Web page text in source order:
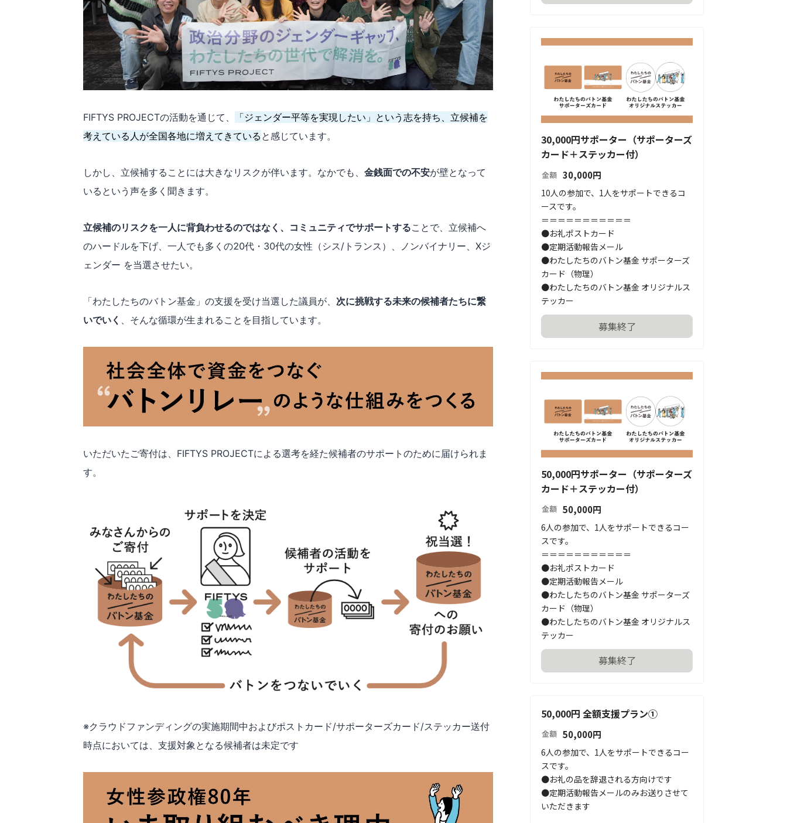
FIFTYS PROJECTの活動を通じて、
「ジェンダー平等を実現したい」という志を持ち、立候補を
考えている人が全国各地に増えてきている と感じています。
しかし、立候補することには大きなリスクが伴います。なかでも、 金銭面での不安が壁となって
いるという声を多く聞きます。
立候補のリスクを一人に背負わせるのではなく、コミュニティでサポートすることで、立候補へ
のハードルを下げ、一人でも多くの20代・30代の女性（シス/トランス）、ノンバイナリー、Xジ
ェンダー を当選させたい。
「わたしたちのバトン基金」の支援を受け当選した議員が、 次に挑戦する未来の候補者たちに繋
いでいく
、そんな循環が生まれることを目指しています。
いただいたご寄付は、FIFTYS PROJECTによる選考を経た候補者のサポートのために届けられま
す。
※クラウドファンディングの実施期間中およびポストカード/サポーターズカード/ステッカー送付
時点においては、支援対象となる候補者は未定です
30,000円サポーター（サポーターズ
カード＋ステッカー付）
金額 30,000円
10人の参加で、1人をサポートできるコ
ースです。
＝＝＝＝＝＝＝＝＝＝＝
●お礼ポストカード
●定期活動報告メール
●わたしたちのバトン基金 サポーターズ
カード（物理）
●わたしたちのバトン基金 オリジナルス
テッカー
募集終了
50,000円サポーター（サポーターズ
カード＋ステッカー付）
金額 50,000円
6人の参加で、1人をサポートできるコー
スです。
＝＝＝＝＝＝＝＝＝＝＝
●お礼ポストカード
●定期活動報告メール
●わたしたちのバトン基金 サポーターズ
カード（物理）
●わたしたちのバトン基金 オリジナルス
テッカー
募集終了
50,000円 全額支援プラン①
金額 50,000円
6人の参加で、1人をサポートできるコー
スです。
●お礼の品を辞退される方向けです
●定期活動報告メールのみお送りさせて
いただきます